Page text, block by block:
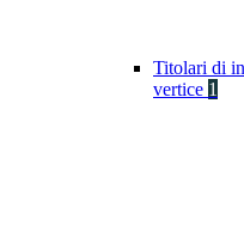
Titolari di
vertice 1